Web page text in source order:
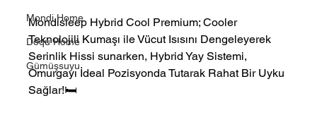
Mondi Home
Doqu Home
Gümüşsuyu
Mondisleep Hybrid Cool Premium; Cooler
Teknolojili Kumaşı ile Vücut Isısını Dengeleyerek
Serinlik Hissi sunarken, Hybrid Yay Sistemi,
Omurgayı İdeal Pozisyonda Tutarak Rahat Bir Uyku
Sağlar!🛏️